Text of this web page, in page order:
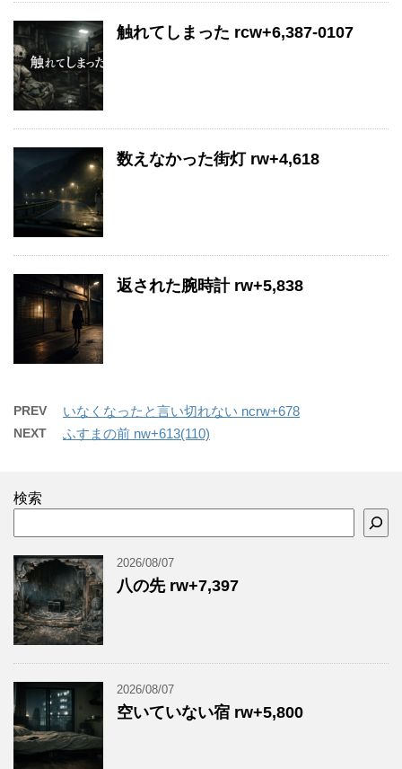
触れてしまった rcw+6,387-0107
数えなかった街灯 rw+4,618
返された腕時計 rw+5,838
PREV いなくなったと言い切れない ncrw+678
NEXT ふすまの前 nw+613(110)
検索
2026/08/07
八の先 rw+7,397
2026/08/07
空いていない宿 rw+5,800